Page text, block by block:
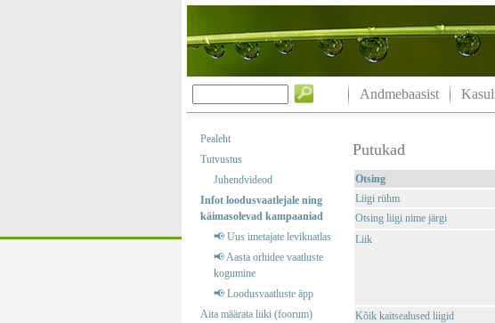
Andmebaasist
Pealeht
Tutvustus
Juhendvideod
Infot loodusvaatlejale ning
käimasolevad kampaaniad
📢 Uus imetajate levikuatlas
📢 Aasta orhidee vaatluste
kogumine
📢 Loodusvaatluste äpp
Aita määrata liiki (foorum)
Putukad
Otsing
Liigi rühm
Otsing liigi nime järgi
Liik
Kõik kaitsealused liigid